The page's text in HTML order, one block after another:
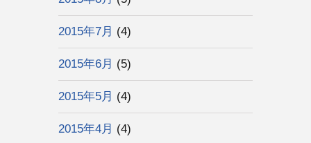
2015年7月 (4)
2015年6月 (5)
2015年5月 (4)
2015年4月 (4)